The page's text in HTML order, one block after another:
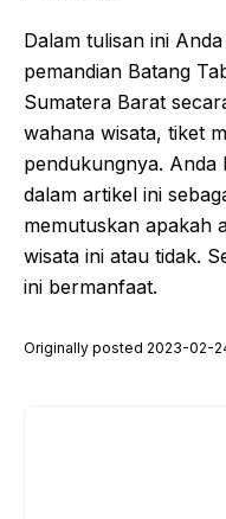
Dalam tulisan ini
pemandian Batang
Sumatera Barat
wahana wisata, tiket
pendukungnya. Anda
dalam artikel ini
memutuskan apakah
wisata ini atau tidak.
ini bermanfaat.
Originally posted 2023-02-